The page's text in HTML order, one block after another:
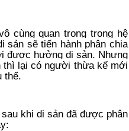
cùng quan trong trong hệ
sản sẽ tiến hành phân chia
được hưởng di sản. Nhưng
thì lại có người thừa kế mới
thể.
khi di sản đã được phân